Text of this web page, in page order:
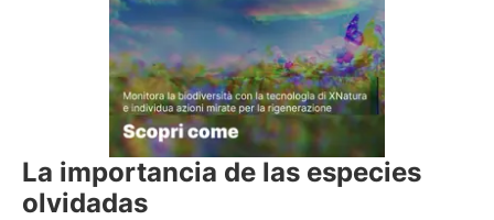
La importancia de las especies
olvidadas